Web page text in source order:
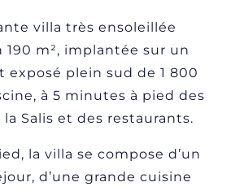
villa très ensoleillée
190 m², implantée sur un
exposé plein sud de 1 800
à 5 minutes à pied des
la Salis et des restaurants.
la villa se compose d’un
d’une grande cuisine